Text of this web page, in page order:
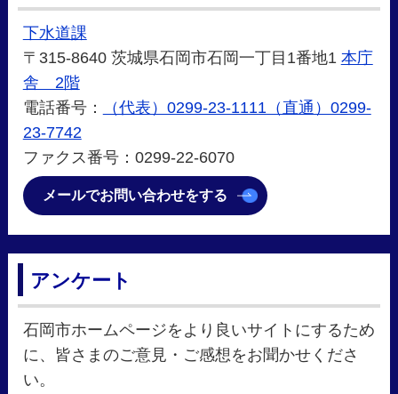
下水道課
〒315-8640 茨城県石岡市石岡一丁目1番地1 本庁
舎 2階
電話番号：
（代表）0299-23-1111（直通）0299-
23-7742
ファクス番号：0299-22-6070
メールでお問い合わせをする
アンケート
石岡市ホームページをより良いサイトにするため
に、皆さまのご意見・ご感想をお聞かせくださ
い。